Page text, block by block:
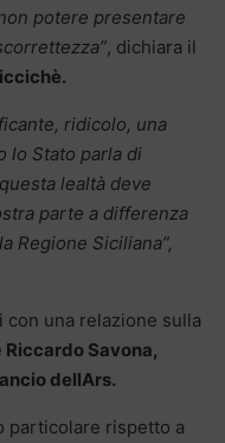
potere presentare
, dichiara il
ridicolo, una
lo Stato parla di
lealtà deve
parte a differenza
Regione Siciliana”,
con una relazione sulla
Riccardo Savona,
dellArs.
particolare rispetto a